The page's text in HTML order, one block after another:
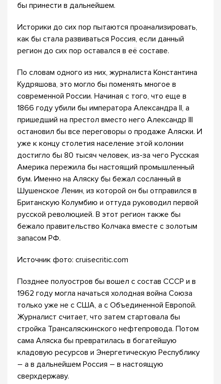
бы принести в дальнейшем.
Историки до сих пор пытаются проанализировать,
как бы стала развиваться Россия, если данный
регион до сих пор оставался в её составе.
По словам одного из них, журналиста Константина
Кудряшова, это могло бы поменять многое в
современной России. Начиная с того, что еще в
1866 году убили бы императора Александра II, а
пришедший на престол вместо него Александр III
остановил бы все переговоры о продаже Аляски. И
уже к концу столетия население этой колонии
достигло бы 80 тысяч человек, из-за чего Русская
Америка пережила бы настоящий промышленный
бум. Именно на Аляску бы бежал сосланный в
Шушенское Ленин, из которой он бы отправился в
Британскую Колумбию и оттуда руководил первой
русской революцией. В этот регион также бы
бежало правительство Колчака вместе с золотым
запасом РФ.
Источник фото: cruisecritic.com
Позднее полуостров бы вошел с состав СССР и в
1962 году могла начаться холодная война Союза
только уже не с США, а с Объединенной Европой.
Журналист считает, что затем стартовала бы
стройка Трансаляскинского нефтепровода. Потом
сама Аляска бы превратилась в богатейшую
кладовую ресурсов и Энергетическую Республику
– а в дальнейшем Россия – в настоящую
сверхдержаву.